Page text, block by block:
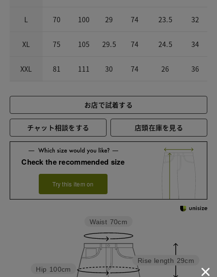
L 70 100 29 74 23.5 32
XL 75 105 29.5 74 24.5 34
XXL 81 111 30 74 26 36
お店で試着する
チャット相談をする 店頭在庫を見る
Check the recommended size
Try this item on
Rise length 29cm
Hip 100cm
Waist 70cm